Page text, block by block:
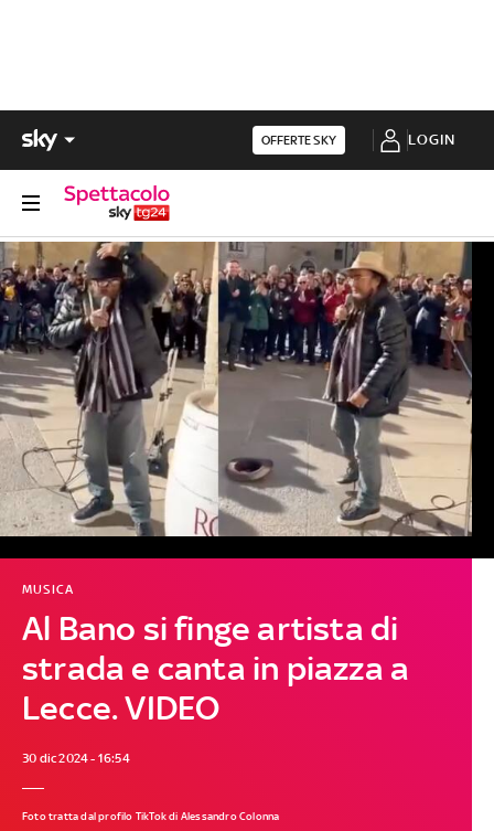
OFFERTE SKY LOGIN
Al Bano si finge artista di
strada e canta in piazza a
Lecce. VIDEO
MUSICA
30 dic 2024 - 16:54
Foto tratta dal profilo TikTok di Alessandro Colonna